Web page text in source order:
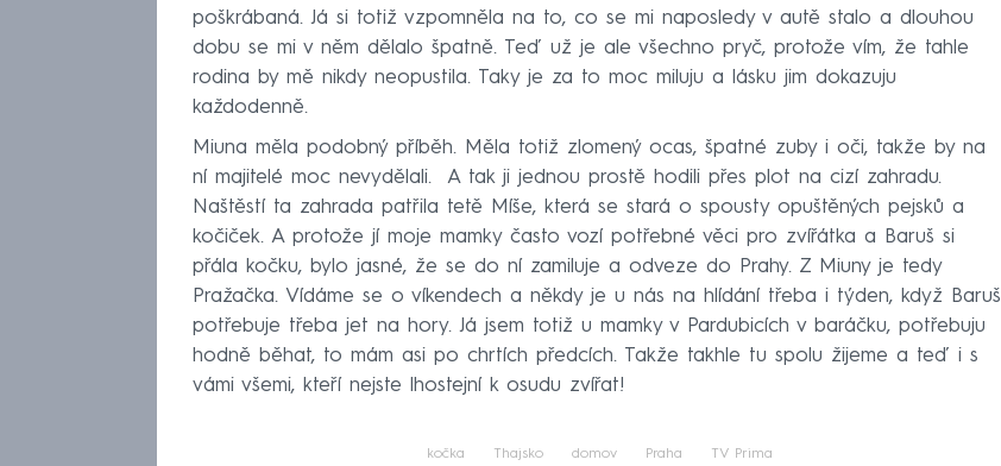
poškrábaná. Já si totiž vzpomněla na to, co se mi naposledy v autě stalo a dlouhou
dobu se mi v něm dělalo špatně. Teď už je ale všechno pryč, protože vím, že tahle
rodina by mě nikdy neopustila. Taky je za to moc miluju a lásku jim dokazuju
každodenně.
Miuna měla podobný příběh. Měla totiž zlomený ocas, špatné zuby i oči, takže by na
ní majitelé moc nevydělali. A tak ji jednou prostě hodili přes plot na cizí zahradu.
Naštěstí ta zahrada patřila tetě Míše, která se stará o spousty opuštěných pejsků a
kočiček. A protože jí moje mamky často vozí potřebné věci pro zvířátka a Baruš si
přála kočku, bylo jasné, že se do ní zamiluje a odveze do Prahy. Z Miuny je tedy
Pražačka. Vídáme se o víkendech a někdy je u nás na hlídání třeba i týden, když Baruš
potřebuje třeba jet na hory. Já jsem totiž u mamky v Pardubicích v baráčku, potřebuju
hodně běhat, to mám asi po chrtích předcích. Takže takhle tu spolu žijeme a teď i s
vámi všemi, kteří nejste lhostejní k osudu zvířat!
kočka Thajsko domov Praha TV Prima